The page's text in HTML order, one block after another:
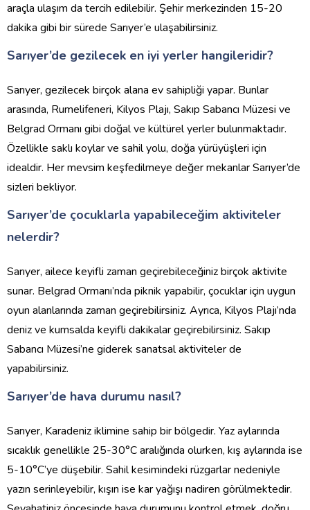
araçla ulaşım da tercih edilebilir. Şehir merkezinden 15-20
dakika gibi bir sürede Sarıyer’e ulaşabilirsiniz.
Sarıyer’de gezilecek en iyi yerler hangileridir?
Sarıyer, gezilecek birçok alana ev sahipliği yapar. Bunlar
arasında, Rumelifeneri, Kilyos Plajı, Sakıp Sabancı Müzesi ve
Belgrad Ormanı gibi doğal ve kültürel yerler bulunmaktadır.
Özellikle saklı koylar ve sahil yolu, doğa yürüyüşleri için
idealdir. Her mevsim keşfedilmeye değer mekanlar Sarıyer’de
sizleri bekliyor.
Sarıyer’de çocuklarla yapabileceğim aktiviteler
nelerdir?
Sarıyer, ailece keyifli zaman geçirebileceğiniz birçok aktivite
sunar. Belgrad Ormanı’nda piknik yapabilir, çocuklar için uygun
oyun alanlarında zaman geçirebilirsiniz. Ayrıca, Kilyos Plajı’nda
deniz ve kumsalda keyifli dakikalar geçirebilirsiniz. Sakıp
Sabancı Müzesi’ne giderek sanatsal aktiviteler de
yapabilirsiniz.
Sarıyer’de hava durumu nasıl?
Sarıyer, Karadeniz iklimine sahip bir bölgedir. Yaz aylarında
sıcaklık genellikle 25-30°C aralığında olurken, kış aylarında ise
5-10°C’ye düşebilir. Sahil kesimindeki rüzgarlar nedeniyle
yazın serinleyebilir, kışın ise kar yağışı nadiren görülmektedir.